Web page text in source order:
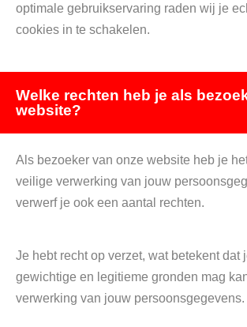
optimale gebruikservaring raden wij je
cookies in te schakelen.
Welke rechten heb je als
website?
Als bezoeker van onze website heb je
veilige verwerking van jouw
verwerf je ook een aantal rechten.
Je hebt recht op verzet, wat betekent dat
gewichtige en legitieme gronden mag
verwerking van jouw persoonsgegevens.